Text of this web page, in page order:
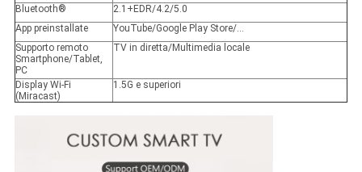
Bluetooth®
2.1+EDR/4.2/5.0
App preinstallate
YouTube/Google Play Store/...
Supporto remoto
Smartphone/Tablet,
PC
TV in diretta/Multimedia locale
Display Wi-Fi
(Miracast)
1.5G e superiori